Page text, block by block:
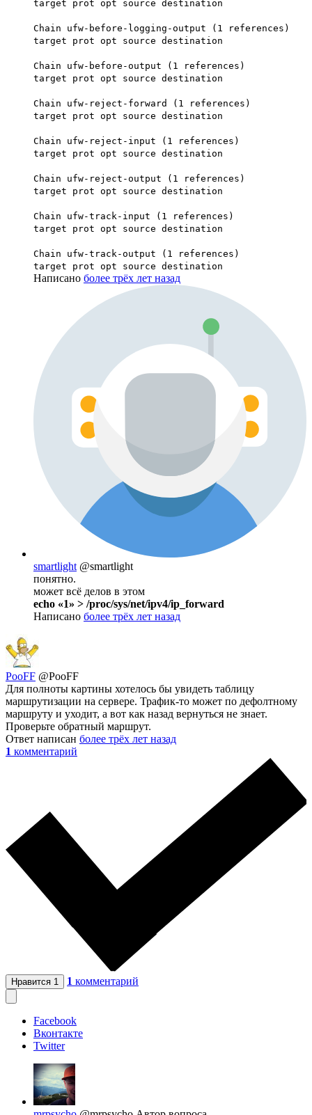
target prot opt source destination
Chain ufw-before-logging-output (1 references)
target prot opt source destination
Chain ufw-before-output (1 references)
target prot opt source destination
Chain ufw-reject-forward (1 references)
target prot opt source destination
Chain ufw-reject-input (1 references)
target prot opt source destination
Chain ufw-reject-output (1 references)
target prot opt source destination
Chain ufw-track-input (1 references)
target prot opt source destination
Chain ufw-track-output (1 references)
target prot opt source destination
Написано более трёх лет назад
smartlight @smartlight
понятно.
может всё делов в этом
echo «1» > /proc/sys/net/ipv4/ip_forward
Написано более трёх лет назад
PooFF @PooFF
Для полноты картины хотелось бы увидеть таблицу
маршрутизации на сервере. Трафик-то может по дефолтному
маршруту и уходит, а вот как назад вернуться не знает.
Проверьте обратный маршрут.
Ответ написан более трёх лет назад
1 комментарий
Нравится 1 1 комментарий
Facebook
Вконтакте
Twitter